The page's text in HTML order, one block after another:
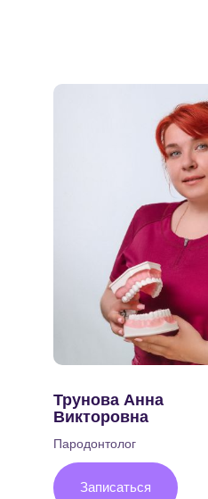
Трунова Анна
Викторовна
Пародонтолог
Записаться